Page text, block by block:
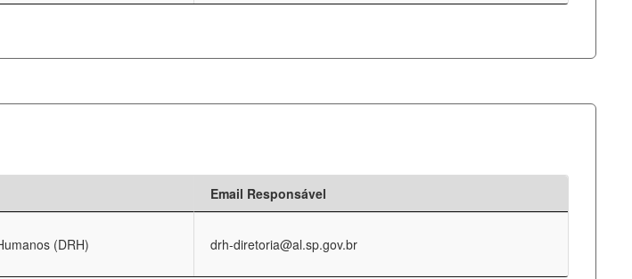
Email Responsável
(DRH) drh-diretoria@al.sp.gov.br